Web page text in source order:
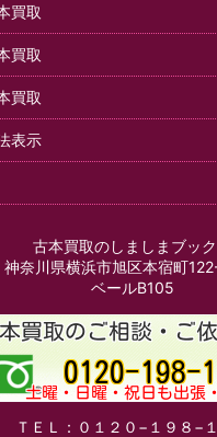
買取
買取
買取
表示
古本買取のしましまブッ
奈川県横浜市旭区本宿町
ベールB105
ＴＥＬ：０１２０−１９８−